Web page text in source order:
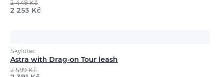
2 449Kč
2 253 Kč
Skylotec
Astra with Drag-on Tour leash
2 599Kč